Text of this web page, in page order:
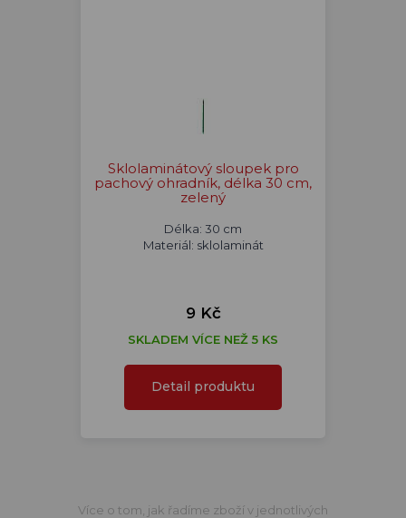
Sklolaminátový sloupek pro
pachový ohradník, délka 30 cm,
zelený
Délka: 30 cm
Materiál: sklolaminát
9 Kč
SKLADEM VÍCE NEŽ 5 KS
Detail produktu
Více o tom, jak řadíme zboží v jednotlivých